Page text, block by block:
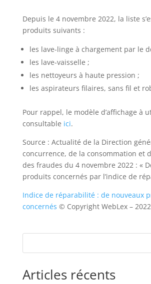
Depuis le 4 novembre 2022, la liste
produits suivants :
les lave-linge à chargement par le
les lave-vaisselle ;
les nettoyeurs à haute pression ;
les aspirateurs filaires, sans fil et
Pour rappel, le modèle d’affichage à
consultable ici.
Source : Actualité de la Direction
concurrence, de la consommation et
des fraudes du 4 novembre 2022 : «
produits concernés par l’indice de
Indice de réparabilité : de nouveaux
concernés © Copyright WebLex – 2022
Articles récents